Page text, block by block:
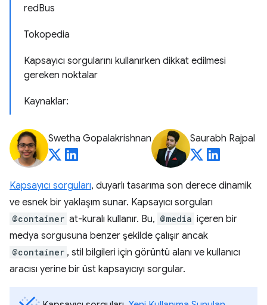
redBus
Tokopedia
Kapsayıcı sorgularını kullanırken dikkat edilmesi
gereken noktalar
Kaynaklar:
Swetha Gopalakrishnan Saurabh Rajpal
Kapsayıcı sorguları, duyarlı tasarıma son derece dinamik
ve esnek bir yaklaşım sunar. Kapsayıcı sorguları
@container at-kuralı kullanır. Bu, @media içeren bir
medya sorgusuna benzer şekilde çalışır ancak
@container , stil bilgileri için görüntü alanı ve kullanıcı
aracısı yerine bir üst kapsayıcıyı sorgular.